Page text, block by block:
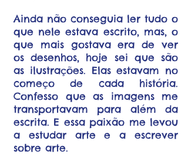
Ainda não conseguia ler tudo o
que nele estava escrito, mas, o
que mais gostava era de ver
os desenhos, hoje sei que são
as ilustrações. Elas estavam no
começo de cada história.
Confesso que as imagens me
transportavam para além da
escrita. E essa paixão me levou
a estudar arte e a escrever
sobre arte.